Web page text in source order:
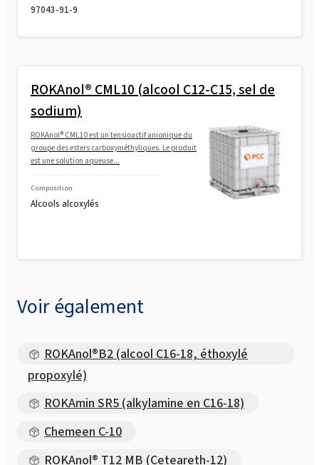
97043-91-9
ROKAnol® CML10 (alcool C12-C15, sel de
sodium)
ROKAnol® CML10 est un tensioactif anionique du
groupe des esters carboxyméthyliques. Le produit
est une solution aqueuse...
Composition
Alcools alcoxylés
Voir également
ROKAnol®B2 (alcool C16-18, éthoxylé
propoxylé)
ROKAmin SR5 (alkylamine en C16-18)
Chemeen C-10
ROKAnol® T12 MB (Ceteareth-12)